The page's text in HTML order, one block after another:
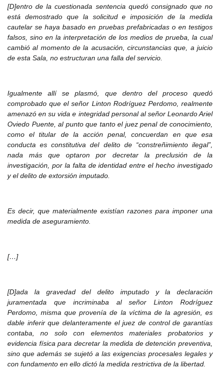
[D]entro de la cuestionada sentencia quedó consignado que no
está demostrado que la solicitud e imposición de la medida
cautelar se haya basado en pruebas prefabricadas o en testigos
falsos, sino en la interpretación de los medios de prueba, la cual
cambió al momento de la acusación, circunstancias que, a juicio
de esta Sala, no estructuran una falla del servicio.
Igualmente allí se plasmó, que dentro del proceso quedó
comprobado que el señor Linton Rodríguez Perdomo, realmente
amenazó en su vida e integridad personal al señor Leonardo Ariel
Oviedo Puente, al punto que tanto el juez penal de conocimiento,
como el titular de la acción penal, concuerdan en que esa
conducta es constitutiva del delito de “constreñimiento ilegal”,
nada más que optaron por decretar la preclusión de la
investigación, por la falta de identidad entre el hecho investigado
y el delito de extorsión imputado.
Es decir, que materialmente existían razones para imponer una
medida de aseguramiento.
[…]
[D]ada la gravedad del delito imputado y la declaración
juramentada que incriminaba al señor Linton Rodríguez
Perdomo, misma que provenía de la víctima de la agresión, es
dable inferir que delanteramente el juez de control de garantías
contaba, no solo con elementos materiales probatorios y
evidencia física para decretar la medida de detención preventiva,
sino que además se sujetó a las exigencias procesales legales y
con fundamento en ello dictó la medida restrictiva de la libertad.